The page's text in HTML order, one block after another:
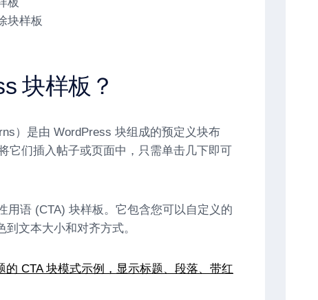
块样板
块样板？
）是由 WordPress 块组成的预定义块布
它们插入帖子或页面中，只需单击几下即可
用语 (CTA) 块样板。它包含您可以自定义的
文本大小和对齐方式。